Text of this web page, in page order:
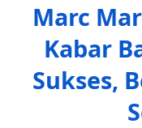
Marc
Kabar
Sukses,